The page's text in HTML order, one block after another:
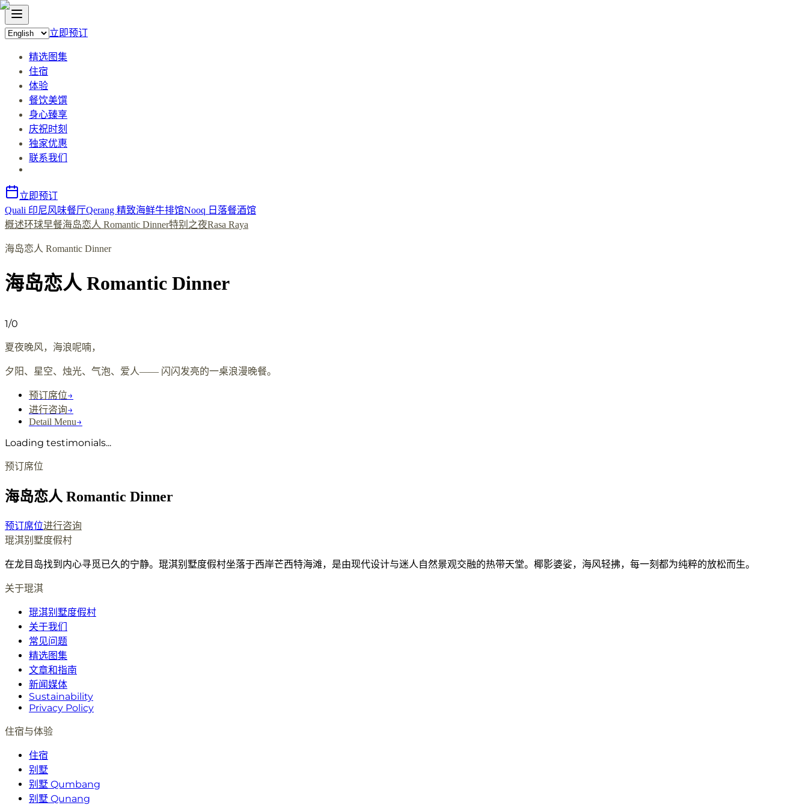
立即预订
精选图集
住宿
体验
餐饮美馔
身心臻享
庆祝时刻
独家优惠
联系我们
立即预订
Quali 印尼风味餐厅Qerang 精致海鲜牛排馆Nooq 日落餐酒馆
概述环球早餐海岛恋人 Romantic Dinner特别之夜Rasa Raya
海岛恋人 Romantic Dinner
海岛恋人 Romantic Dinner
1/0
夏夜晚风，海浪呢喃，
夕阳、星空、烛光、气泡、爱人—— 闪闪发亮的一桌浪漫晚餐。
预订席位→
进行咨询→
Detail Menu→
Loading testimonials...
预订席位
海岛恋人 Romantic Dinner
预订席位进行咨询
琨淇别墅度假村
在龙目岛找到内心寻觅已久的宁静。琨淇别墅度假村坐落于西岸芒西特海滩，是由现代设计与迷人自然景观交融的热带天堂。椰影婆娑，海风轻拂，每一刻都为纯粹的放松而生。
关于琨淇
琨淇别墅度假村
关于我们
常见问题
精选图集
文章和指南
新闻媒体
Sustainability
Privacy Policy
住宿与体验
住宿
别墅
别墅 Qumbang
别墅 Qunang